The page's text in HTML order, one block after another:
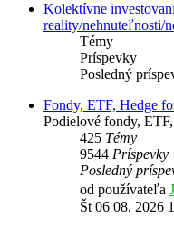
Kolektívne
reality/nehnuteľnosti/
Témy
Príspevky
Posledný
Fondy, ETF, Hedge
Podielové fondy,
425 Témy
9544 Príspevky
Posledný
od používateľa
Št 06 08, 2026